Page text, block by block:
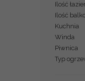
Ilość
Ilość
Kuchnia
Winda
Piwnica
Typ